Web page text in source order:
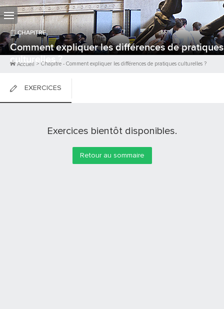
CHAPITRE
Comment expliquer les différences de pratiques
culturelles ?
Accueil > Chapitre - Comment expliquer les différences de pratiques culturelles ?
EXERCICES
Exercices bientôt disponibles.
Retour au sommaire